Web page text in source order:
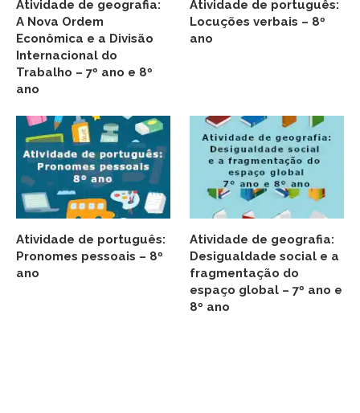
Atividade de geografia:
A Nova Ordem
Econômica e a Divisão
Internacional do
Trabalho – 7º ano e 8º
ano
Atividade de português:
Locuções verbais – 8º
ano
Atividade de português:
Pronomes pessoais – 8º
ano
Atividade de geografia:
Desigualdade social e a
fragmentação do
espaço global – 7º ano e
8º ano